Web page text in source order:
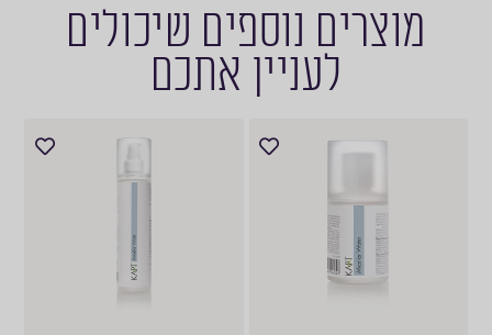
מוצרים נוספים שיכולים
לעניין אתכם